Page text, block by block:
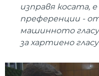
изправя косата,
преференции -
машинното
за хартиено